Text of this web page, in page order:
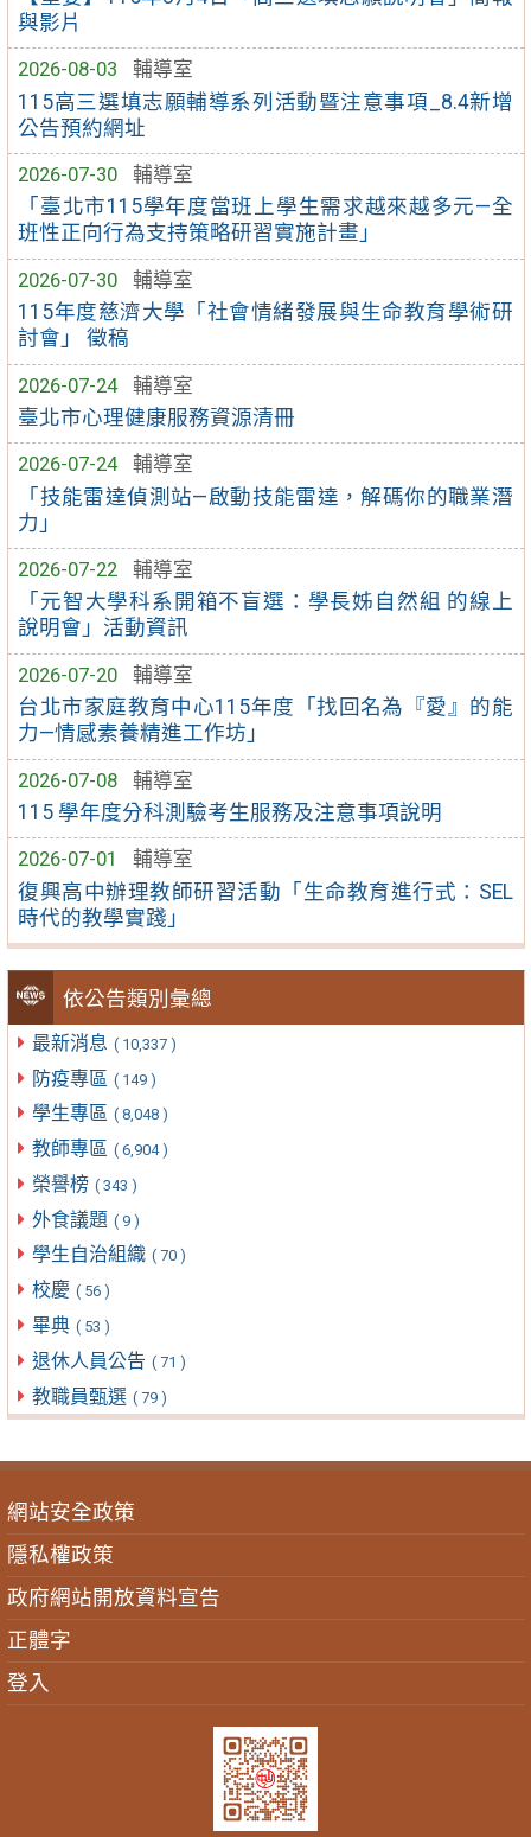
與影片
2026-08-03
輔導室
115高三選填志願輔導系列活動暨注意事項_8.4新增
公告預約網址
2026-07-30
輔導室
「臺北市115學年度當班上學生需求越來越多元—全
班性正向行為支持策略研習實施計畫」
2026-07-30
輔導室
115年度慈濟大學「社會情緒發展與生命教育學術研
討會」 徵稿
2026-07-24
輔導室
臺北市心理健康服務資源清冊
2026-07-24
輔導室
「技能雷達偵測站—啟動技能雷達，解碼你的職業潛
力」
2026-07-22
輔導室
「元智大學科系開箱不盲選：學長姊自然組 的線上
說明會」活動資訊
2026-07-20
輔導室
台北市家庭教育中心115年度「找回名為『愛』的能
力—情感素養精進工作坊」
2026-07-08
輔導室
115 學年度分科測驗考生服務及注意事項說明
2026-07-01
輔導室
復興高中辦理教師研習活動「生命教育進行式：SEL
時代的教學實踐」
依公告類別彙總
最新消息 ( 10,337 )
防疫專區 ( 149 )
學生專區 ( 8,048 )
教師專區 ( 6,904 )
榮譽榜 ( 343 )
外食議題 ( 9 )
學生自治組織 ( 70 )
校慶 ( 56 )
畢典 ( 53 )
退休人員公告 ( 71 )
教職員甄選 ( 79 )
網站安全政策
隱私權政策
政府網站開放資料宣告
正體字
登入